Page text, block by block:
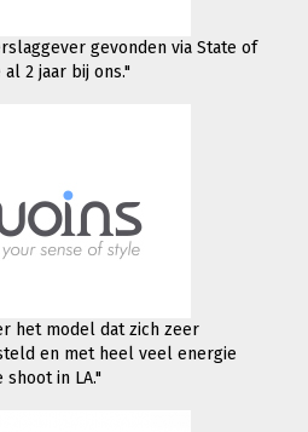
gevonden via State of
al 2 jaar bij ons."
het model dat zich zeer
en met heel veel energie
in LA."